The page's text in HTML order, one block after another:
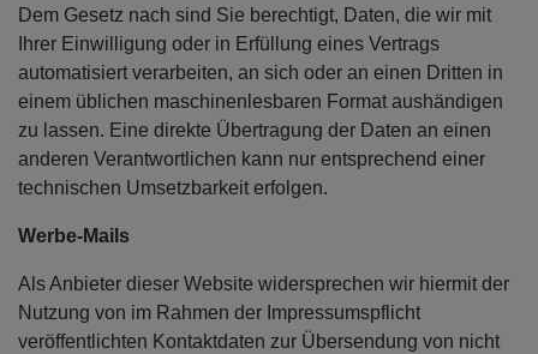
Dem Gesetz nach sind Sie berechtigt, Daten, die wir mit
Ihrer Einwilligung oder in Erfüllung eines Vertrags
automatisiert verarbeiten, an sich oder an einen Dritten in
einem üblichen maschinenlesbaren Format aushändigen
zu lassen. Eine direkte Übertragung der Daten an einen
anderen Verantwortlichen kann nur entsprechend einer
technischen Umsetzbarkeit erfolgen.
Werbe-Mails
Als Anbieter dieser Website widersprechen wir hiermit der
Nutzung von im Rahmen der Impressumspflicht
veröffentlichten Kontaktdaten zur Übersendung von nicht